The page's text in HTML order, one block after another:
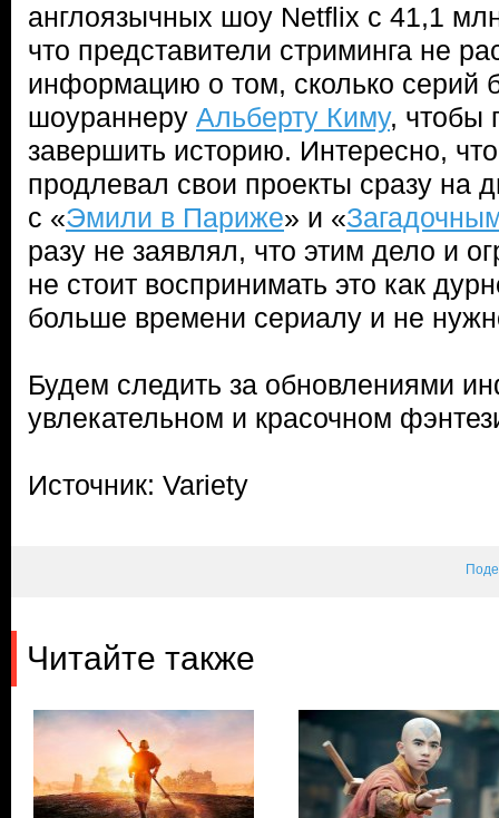
англоязычных шоу Netflix с 41,1
что представители стриминга не
информацию о том, сколько серий
шоураннеру Альберту Киму, чтобы
завершить историю. Интересно,
продлевал свои проекты сразу на
с «Эмили в Париже» и «
разу не заявлял, что этим дело и
не стоит воспринимать это как
больше времени сериалу и не
Будем следить за обновлениями
увлекательном и красочном
Источник: Variety
Читайте также